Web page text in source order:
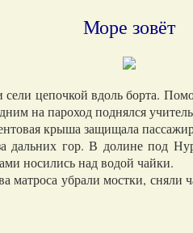
Море зовёт
цепочкой вдоль борта.
на пароход поднялся
крыша защищала
гор. В долине под
носились над водой чайки.
убрали мостки, сняли